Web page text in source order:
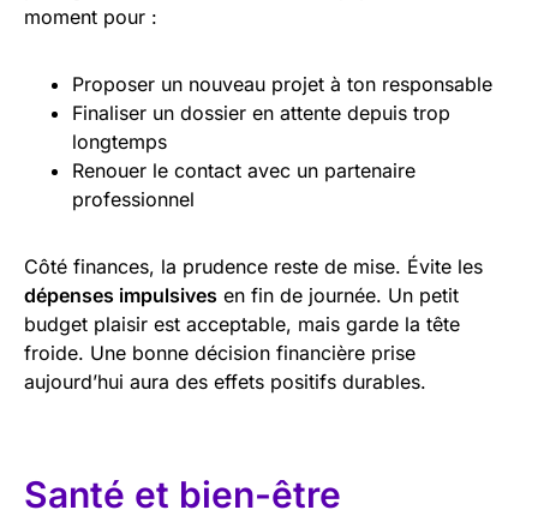
moment pour :
Proposer un nouveau projet à ton responsable
Finaliser un dossier en attente depuis trop
longtemps
Renouer le contact avec un partenaire
professionnel
Côté finances, la prudence reste de mise. Évite les
dépenses impulsives en fin de journée. Un petit
budget plaisir est acceptable, mais garde la tête
froide. Une bonne décision financière prise
aujourd’hui aura des effets positifs durables.
Santé et bien-être